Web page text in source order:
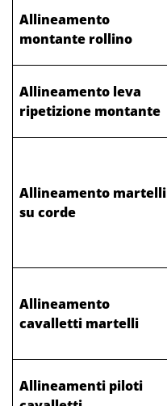
Allineamento
montante rollino
Allineamento leva
ripetizione montante
Allineamento martelli
su corde
Allineamento
cavalletti martelli
Allineamenti piloti